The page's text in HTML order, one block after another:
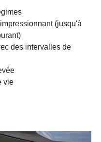
(jusqu'à
des intervalles de
vie